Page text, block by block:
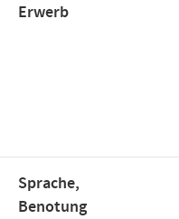
Erwerb
Sprache,
Benotung